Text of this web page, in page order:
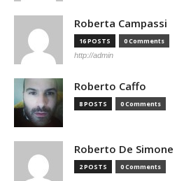
Roberta Campassi
16 POSTS 0 Comments
http://admin
Roberto Caffo
8 POSTS 0 Comments
Roberto De Simone
2 POSTS 0 Comments